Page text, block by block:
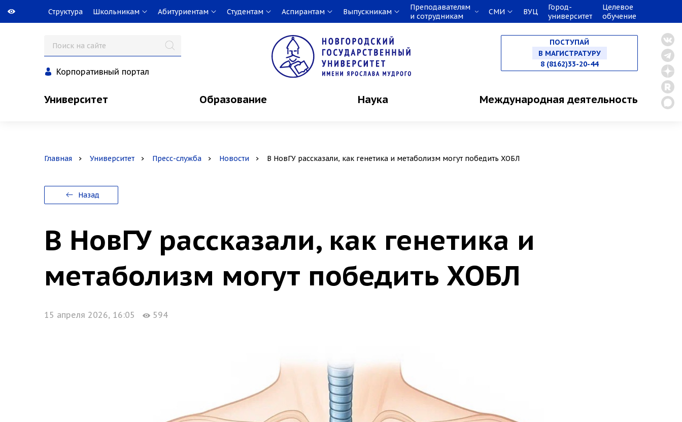
Структура Школьникам Абитуриентам Студентам Аспирантам Выпускникам
Преподавателям
и сотрудникам
СМИ ВУЦ
Город-
университет
Целевое
обучение
Корпоративный портал
ПОСТУПАЙ
НА СПЕЦИАЛИТЕТ
В МАГИСТРАТУРУ
8 (8162)33-20-44
Университет Образование Наука Международная деятельность
Главная Университет Пресс-служба Новости В НовГУ рассказали, как генетика и метаболизм могут победить ХОБЛ
Назад
В НовГУ рассказали, как генетика и
метаболизм могут победить ХОБЛ
15 апреля 2026, 16:05 594